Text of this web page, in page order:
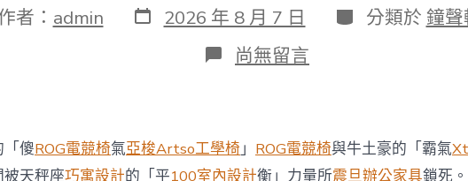
者： admin 發
表
2026 年 8 月 7 日 分
類
分類於 鐘
在
〈切
月
前
尚無留言
「傻ROG電競椅氣亞梭Artso工學椅」 ROG電競椅與牛土豪的「霸氣
被天秤座巧寓設計的「平100室內設計衡」力量所震旦辦公家具鎖死